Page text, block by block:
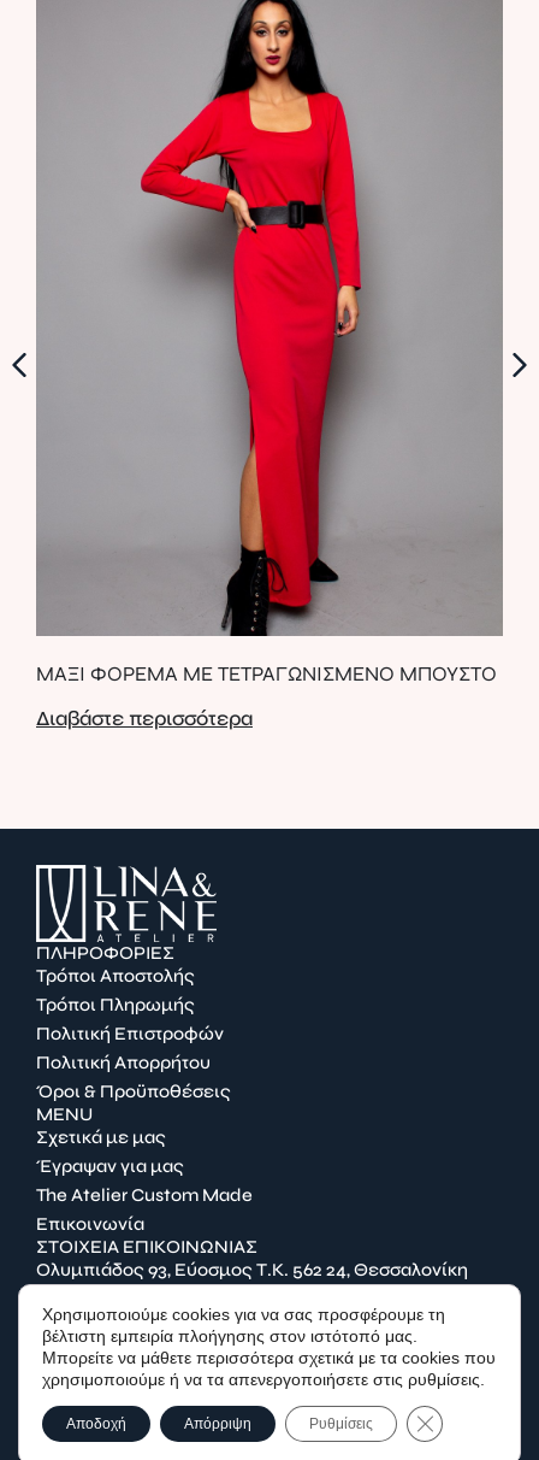
ΜΑΞΙ ΦΟΡΕΜΑ ΜΕ ΤΕΤΡΑΓΩΝΙΣΜΕΝΟ ΜΠΟΥΣΤΟ
Διαβάστε περισσότερα
ΠΛΗΡΟΦΟΡΙΕΣ
Τρόποι Αποστολής
Τρόποι Πληρωμής
Πολιτική Επιστροφών
Πολιτική Απορρήτου
Όροι & Προϋποθέσεις
MENU
Σχετικά με μας
Έγραψαν για μας
The Atelier Custom Made
Επικοινωνία
ΣΤΟΙΧΕΙΑ ΕΠΙΚΟΙΝΩΝΙΑΣ
Ολυμπιάδος 93, Εύοσμος Τ.Κ. 562 24, Θεσσαλονίκη
info@lina-rene.gr
FACEBOOK
INSTAGRAM
Χρησιμοποιούμε cookies για να σας προσφέρουμε τη
βέλτιστη εμπειρία πλοήγησης στον ιστότοπό μας.
Μπορείτε να μάθετε περισσότερα σχετικά με τα cookies που
χρησιμοποιούμε ή να τα απενεργοποιήσετε στις ρυθμίσεις.
Αποδοχή Απόρριψη Ρυθμίσεις Κλείσιμο του